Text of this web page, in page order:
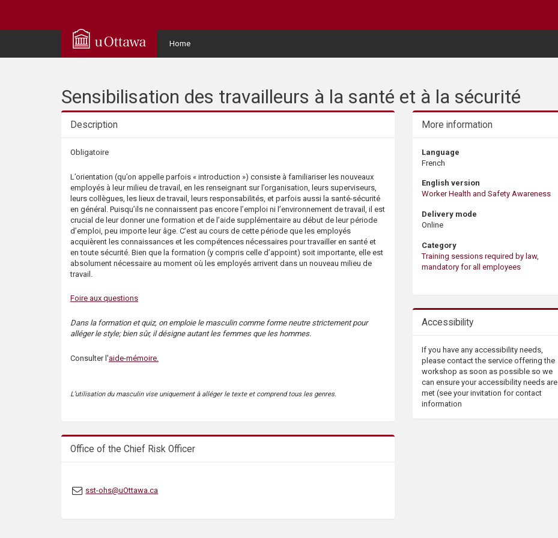
Home
User
Menu
Sensibilisation des travailleurs à la santé et à la sécurité
Description
Description
Obligatoire
L’orientation (qu’on appelle parfois « introduction ») consiste à familiariser les nouveaux
employés à leur milieu de travail, en les renseignant sur l’organisation, leurs superviseurs,
leurs collègues, les lieux de travail, leurs responsabilités, et parfois aussi la santé-sécurité
en général. Puisqu’ils ne connaissent pas encore l’emploi ni l’environnement de travail, il est
crucial de leur donner une formation et de l’aide supplémentaire au début de leur période
d’emploi, peu importe leur âge. C’est au cours de cette période que les employés
acquièrent les connaissances et les compétences nécessaires pour travailler en santé et
en toute sécurité. Bien que la formation (y compris celle d’appoint) soit importante, elle est
absolument nécessaire au moment où les employés arrivent dans un nouveau milieu de
travail.
Foire aux questions
Dans la formation et quiz, on emploie le masculin comme forme neutre strictement pour
alléger le style; bien sûr, il désigne autant les femmes que les hommes.
Consulter l'aide-mémoire.
L’utilisation du masculin vise uniquement à alléger le texte et comprend tous les genres.
Office of the Chief Risk Officer
sst-ohs@uOttawa.ca
More information
Language
French
English version
Worker Health and Safety Awareness
Delivery mode
Online
Category
Training sessions required by law,
mandatory for all employees
Accessibility
If you have any accessibility needs,
please contact the service offering the
workshop as soon as possible so we
can ensure your accessibility needs are
met (see your invitation for contact
information